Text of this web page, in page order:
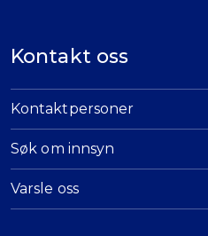
Kontakt oss
Kontaktpersoner
Søk om innsyn
Varsle oss